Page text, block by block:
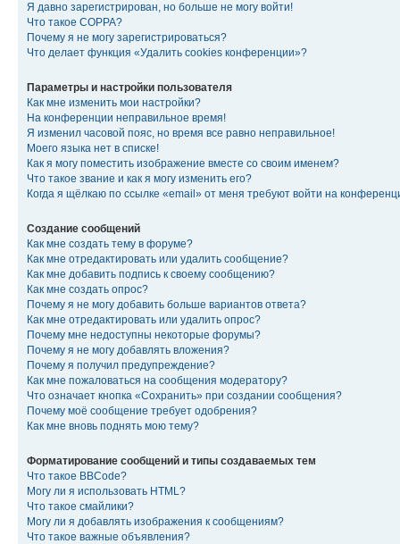
Я давно зарегистрирован, но больше не могу войти!
Что такое COPPA?
Почему я не могу зарегистрироваться?
Что делает функция «Удалить cookies конференции»?
Параметры и настройки пользователя
Как мне изменить мои настройки?
На конференции неправильное время!
Я изменил часовой пояс, но время все равно неправильное!
Моего языка нет в списке!
Как я могу поместить изображение вместе со своим именем?
Что такое звание и как я могу изменить его?
Когда я щёлкаю по ссылке «email» от меня требуют войти на
Создание сообщений
Как мне создать тему в форуме?
Как мне отредактировать или удалить сообщение?
Как мне добавить подпись к своему сообщению?
Как мне создать опрос?
Почему я не могу добавить больше вариантов ответа?
Как мне отредактировать или удалить опрос?
Почему мне недоступны некоторые форумы?
Почему я не могу добавлять вложения?
Почему я получил предупреждение?
Как мне пожаловаться на сообщения модератору?
Что означает кнопка «Сохранить» при создании сообщения?
Почему моё сообщение требует одобрения?
Как мне вновь поднять мою тему?
Форматирование сообщений и типы создаваемых тем
Что такое BBCode?
Могу ли я использовать HTML?
Что такое смайлики?
Могу ли я добавлять изображения к сообщениям?
Что такое важные объявления?